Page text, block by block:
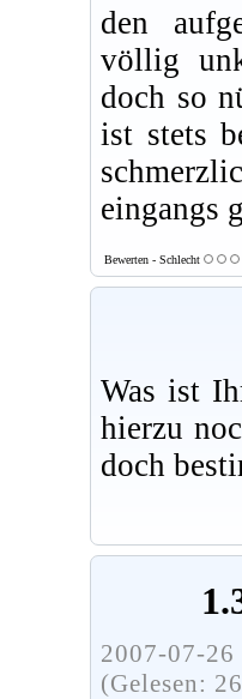
den
völlig
doch so
ist stets
eingangs
Bewerten - Schlecht
Was ist
hierzu
doch
2007-07-
(Gelesen: